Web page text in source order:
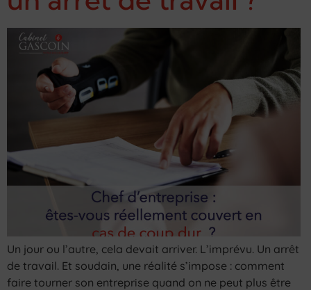
Un jour ou l’autre, cela devait arriver. L’imprévu. Un arrêt
de travail. Et soudain, une réalité s’impose : comment
faire tourner son entreprise quand on ne peut plus être